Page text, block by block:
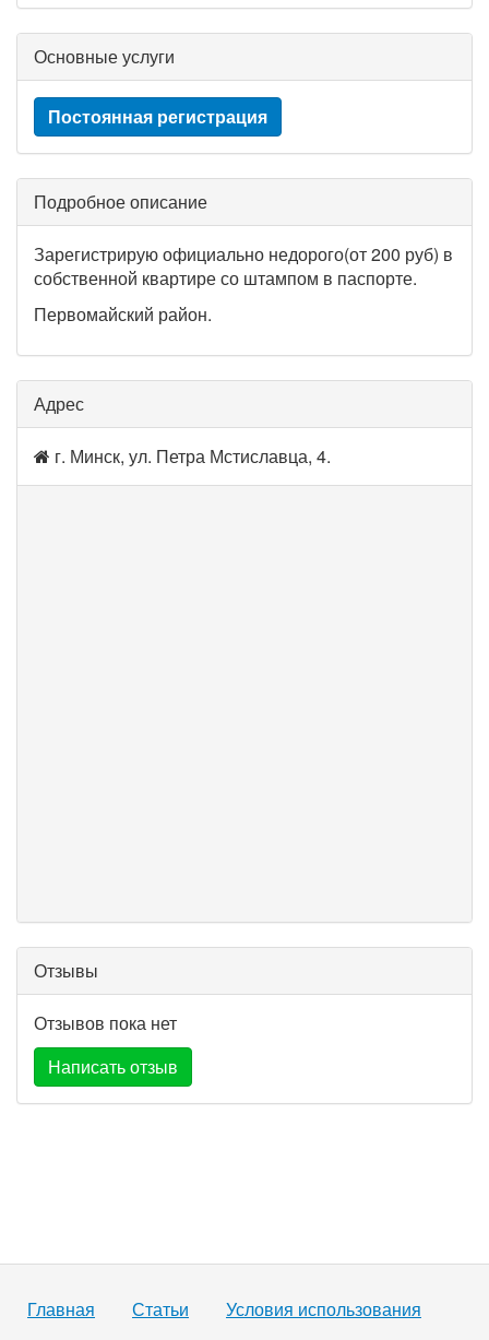
Основные услуги
Постоянная регистрация
Подробное описание
Зарегистрирую официально недорого(от 200 руб) в
собственной квартире со штампом в паспорте.
Первомайский район.
Адрес
г. Минск, ул. Петра Мстиславца, 4.
Отзывы
Отзывов пока нет
Написать отзыв
Главная Статьи
Условия использования